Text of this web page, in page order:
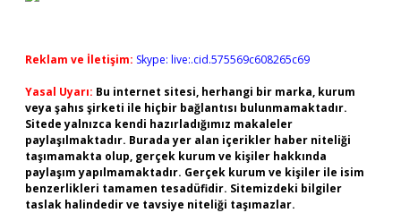
Reklam ve İletişim: Skype: live:.cid.575569c608265c69
Yasal Uyarı: Bu internet sitesi, herhangi bir marka, kurum
veya şahıs şirketi ile hiçbir bağlantısı bulunmamaktadır.
Sitede yalnızca kendi hazırladığımız makaleler
paylaşılmaktadır. Burada yer alan içerikler haber niteliği
taşımamakta olup, gerçek kurum ve kişiler hakkında
paylaşım yapılmamaktadır. Gerçek kurum ve kişiler ile isim
benzerlikleri tamamen tesadüfidir. Sitemizdeki bilgiler
taslak halindedir ve tavsiye niteliği taşımazlar.